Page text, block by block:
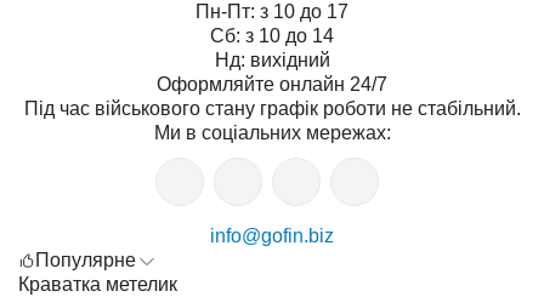
Пн-Пт: з 10 до 17
Сб: з 10 до 14
Нд: вихідний
Оформляйте онлайн 24/7
Під час військового стану графік роботи не стабільний.
Ми в соціальних мережах:
info@gofin.biz
Популярне
Краватка метелик